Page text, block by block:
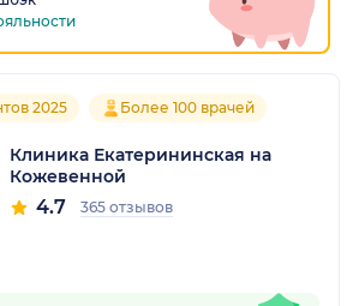
2025 Более 100 врачей
Клиника Екатерининская на
Кожевенной
4.7 365 отзывов